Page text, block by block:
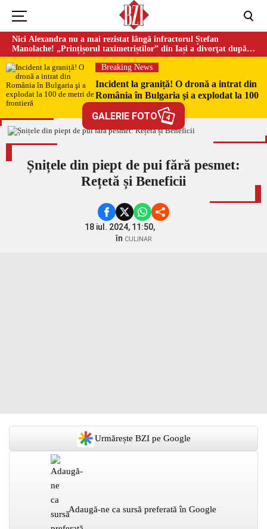
Nici Alexandra nu a mai rezistat lângă infractorul Ștefan
Manolache! „Prințișorul taximetriștilor” din Iași a divorţat după
doi ani de căsnicie
Breaking News
Incident la graniță! O dronă a intrat din
România în Bulgaria şi a explodat la 100
de metri de frontieră
GALERIE FOTO 4
Șnițele din piept de pui fără pesmet:
Rețetă și Beneficii
18 iul. 2024, 11:50,
în CULINAR
Urmărește BZI pe Google
Adaugă-ne ca sursă preferată în Google